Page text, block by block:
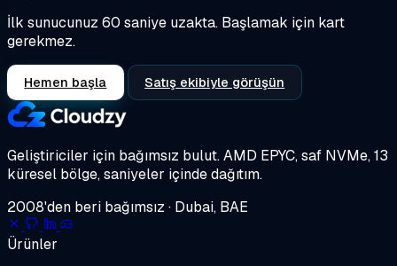
İlk sunucunuz 60 saniye uzakta. Başlamak için kart
gerekmez.
Hemen başla Satış ekibiyle görüşün
Geliştiriciler için bağımsız bulut.AMD EPYC, saf NVMe, 13
küresel bölge, saniyeler içinde dağıtım.
2008'den beri bağımsız · Dubai, BAE
Ürünler